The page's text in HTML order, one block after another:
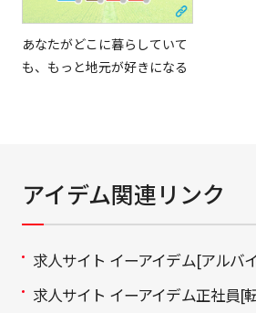
あなたがどこに暮らしていて
も、もっと地元が好きになる
アイデム関連リンク
求人サイト イーアイデム[アルバ
求人サイト イーアイデム正社員[